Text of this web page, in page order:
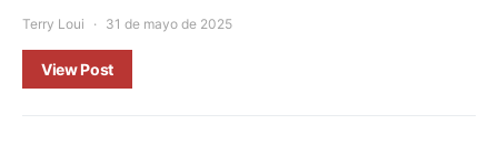
Terry Loui 31 de mayo de 2025
View Post